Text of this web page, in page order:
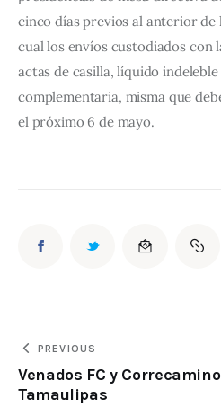
cinco días previos al anterior de
cual los envíos custodiados con
actas de casilla, líquido
complementaria, misma que
el próximo 6 de mayo.
PREVIOUS
Venados FC y
Tamaulipas